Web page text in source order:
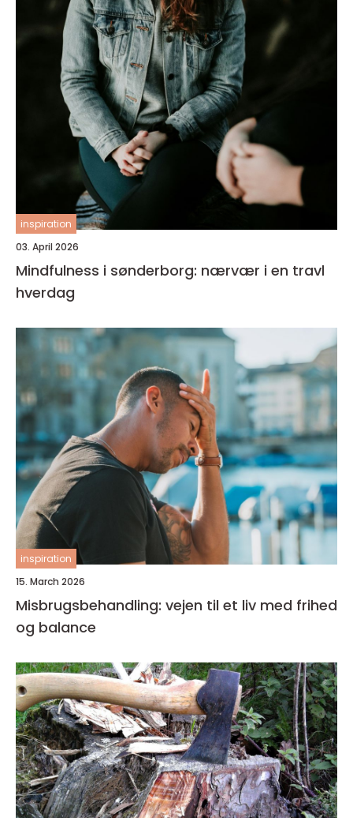
inspiration
03. April 2026
Mindfulness i sønderborg: nærvær i en travl
hverdag
inspiration
15. March 2026
Misbrugsbehandling: vejen til et liv med frihed
og balance